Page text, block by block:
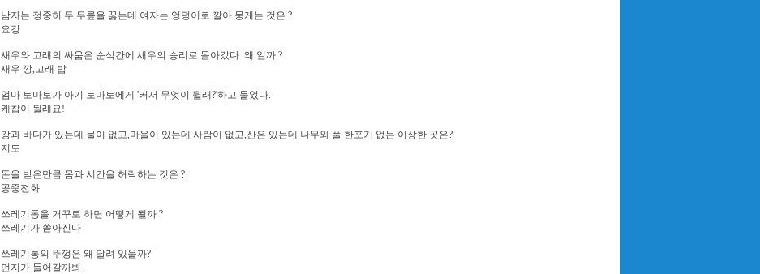
남자는 정중히 두 무릎을 꿇는데 여자는 엉덩이로 깔아 뭉게는 것은 ?
요강
새우와 고래의 싸움은 순식간에 새우의 승리로 돌아갔다. 왜 일까 ?
새우 깡,고래 밥
엄마 토마토가 아기 토마토에게 '커서 무엇이 뒬래?'하고 물었다.
케찹이 될래요!
강과 바다가 있는데 물이 없고,마을이 있는데 사람이 없고,산은 있는데 나무와 풀 한포기 없는 이상한 곳은?
지도
돈을 받은만큼 몸과 시간을 허락하는 것은 ?
공중전화
쓰레기통을 거꾸로 하면 어떻게 될까 ?
쓰레기가 쏟아진다
쓰레기통의 뚜껑은 왜 달려 있을까?
먼지가 들어갈까봐